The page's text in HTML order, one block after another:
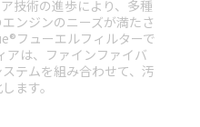
技術の進歩により、多種
ンジンのニーズが満たさ
フューエルフィルターで
は、ファインファイバ
テムを組み合わせて、汚
ます。